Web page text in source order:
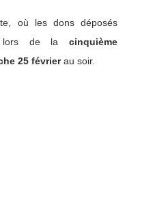
où les dons déposés
lors de la cinquième
25 févrierau soir.